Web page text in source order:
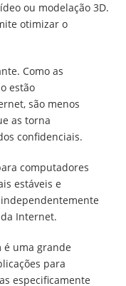
ou modelação 3D.
otimizar o
Como as
estão
são menos
as torna
confidenciais.
computadores
estáveis e
Internet.
uma grande
para
especificamente